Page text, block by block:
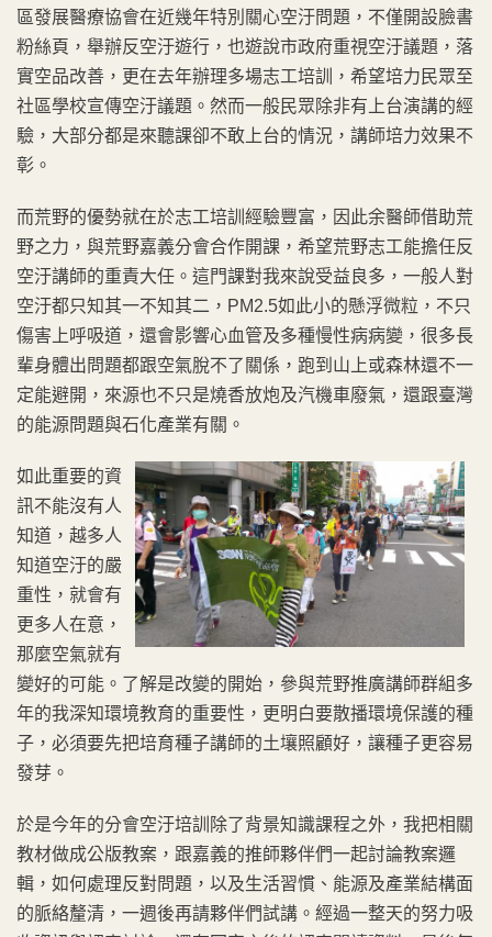
區發展醫療協會在近幾年特別關心空汙問題，不僅開設臉書
粉絲頁，舉辦反空汙遊行，也遊說市政府重視空汙議題，落
實空品改善，更在去年辦理多場志工培訓，希望培力民眾至
社區學校宣傳空汙議題。然而一般民眾除非有上台演講的經
驗，大部分都是來聽課卻不敢上台的情況，講師培力效果不
彰。
而荒野的優勢就在於志工培訓經驗豐富，因此余醫師借助荒
野之力，與荒野嘉義分會合作開課，希望荒野志工能擔任反
空汙講師的重責大任。這門課對我來說受益良多，一般人對
空汙都只知其一不知其二，PM2.5如此小的懸浮微粒，不只
傷害上呼吸道，還會影響心血管及多種慢性病病變，很多長
輩身體出問題都跟空氣脫不了關係，跑到山上或森林還不一
定能避開，來源也不只是燒香放炮及汽機車廢氣，還跟臺灣
的能源問題與石化產業有關。
如此重要的資
訊不能沒有人
知道，越多人
知道空汙的嚴
重性，就會有
更多人在意，
那麼空氣就有
變好的可能。了解是改變的開始，參與荒野推廣講師群組多
年的我深知環境教育的重要性，更明白要散播環境保護的種
子，必須要先把培育種子講師的土壤照顧好，讓種子更容易
發芽。
於是今年的分會空汙培訓除了背景知識課程之外，我把相關
教材做成公版教案，跟嘉義的推師夥伴們一起討論教案邏
輯，如何處理反對問題，以及生活習慣、能源及產業結構面
的脈絡釐清，一週後再請夥伴們試講。經過一整天的努力吸